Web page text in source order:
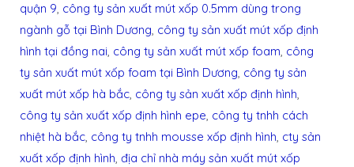
quận 9, công ty sản xuất mút xốp 0.5mm dùng trong
ngành gỗ tại Bình Dương, công ty sản xuất mút xốp định
hình tại đồng nai, công ty sản xuất mút xốp foam, công
ty sản xuất mút xốp foam tại Bình Dương, công ty sản
xuất mút xốp hà bắc, công ty sản xuất xốp định hình,
công ty sản xuất xốp định hình epe, công ty tnhh cách
nhiệt hà bắc, công ty tnhh mousse xốp định hình, cty sản
xuất xốp định hình,địa chỉ nhà máy sản xuất mút xốp